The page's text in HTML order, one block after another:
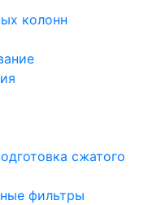
колонн
сжатого
фильтры